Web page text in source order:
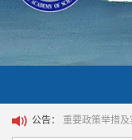
公告： 重要政策举措及